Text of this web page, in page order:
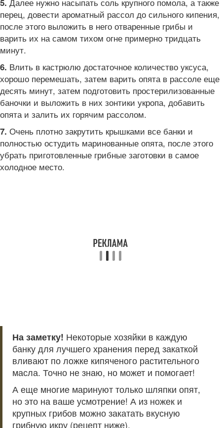
5.
перец, довести ароматный рассол до сильного кипения,
после этого выложить в него отваренные грибы и
варить их на самом тихом огне примерно тридцать
минут.
6. Влить в кастрюлю достаточное количество уксуса,
хорошо перемешать, затем варить опята в рассоле еще
десять минут, затем подготовить простерилизованные
баночки и выложить в них зонтики укропа, добавить
опята и залить их горячим рассолом.
7. Очень плотно закрутить крышками все банки и
полностью остудить маринованные опята, после этого
убрать приготовленные грибные заготовки в самое
холодное место.
На заметку! Некоторые хозяйки в каждую
банку для лучшего хранения перед закаткой
вливают по ложке кипяченого растительного
масла. Точно не знаю, но может и помогает!
А еще многие маринуют только шляпки опят,
но это на ваше усмотрение! А из ножек и
крупных грибов можно закатать вкусную
грибную икру (рецепт ниже).